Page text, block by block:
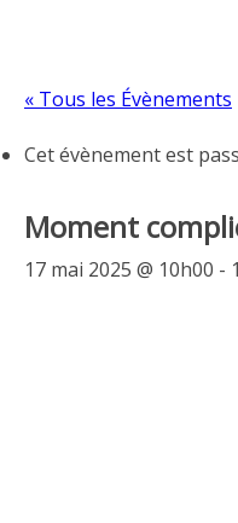
« Tous les Évènements
Cet évènement est
Moment
17 mai 2025 @ 10h00 -